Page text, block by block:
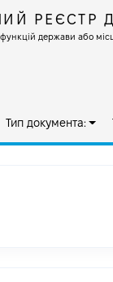
РЕЄСТР
держави або
Тип документа: